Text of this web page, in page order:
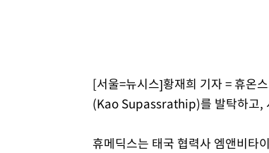
[서울=뉴시스]황재희 기자 = 휴온
(Kao Supassrathip)를 발탁하고,
휴메딕스는 태국 협력사 엠앤비타